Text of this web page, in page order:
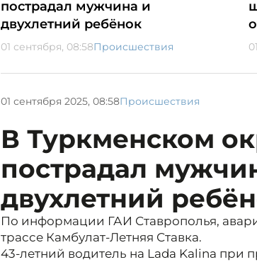
пострадал мужчина и
двухлетний ребёнок
01 сентября, 08:58Происшествия
01 сентября 2025, 08:58Происшествия
В Туркменском
пострадал
двухлетний
По информации ГАИ Ставрополья,
трассе Камбулат-Летняя Ставка.
43-летний водитель на Lada Kalina при